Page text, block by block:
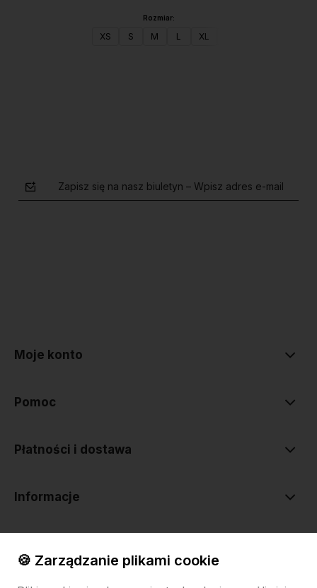
Rozmiar:
XS S M L XL
Zapisz się na nasz biuletyn – Wpisz adres e-mail
Moje konto
Pomoc
Płatności i dostawa
Informacje
🍪 Zarządzanie plikami cookie